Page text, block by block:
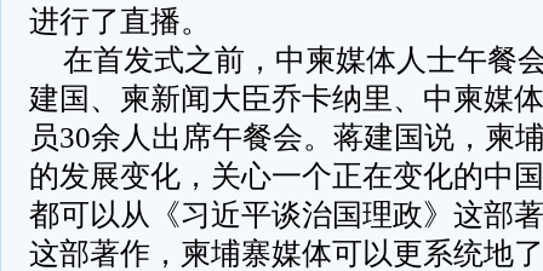
进行了直播。
在首发式之前，中柬媒体人士午餐
建国、柬新闻大臣乔卡纳里、中柬媒
员30余人出席午餐会。蒋建国说，柬
的发展变化，关心一个正在变化的中
都可以从《习近平谈治国理政》这部
这部著作，柬埔寨媒体可以更系统地